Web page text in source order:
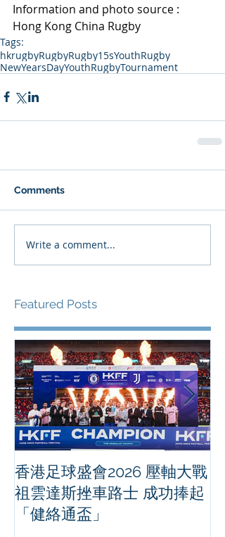
Information and photo source :
Hong Kong China Rugby
Tags:
hkrugbyRugbyRugby15sYouthRugby
NewYearsDayYouthRugbyTournament
Comments
Write a comment...
Featured Posts
香港足球盛會2026 壓軸大戰
祖雲達斯挫車路士 成功捧起
「健絡通盃」